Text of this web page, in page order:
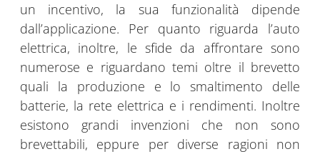
un incentivo, la sua funzionalità dipende
dall’applicazione. Per quanto riguarda l’auto
elettrica, inoltre, le sfide da affrontare sono
numerose e riguardano temi oltre il brevetto
quali la produzione e lo smaltimento delle
batterie, la rete elettrica e i rendimenti. Inoltre
esistono grandi invenzioni che non sono
brevettabili, eppure per diverse ragioni non